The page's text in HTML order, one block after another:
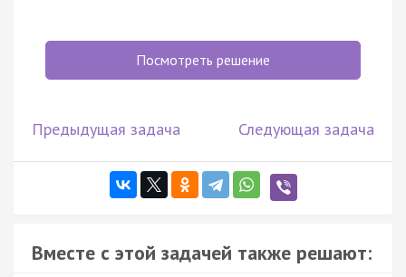
Посмотреть решение
Предыдущая задача Следующая задача
Вместе с этой задачей также решают: